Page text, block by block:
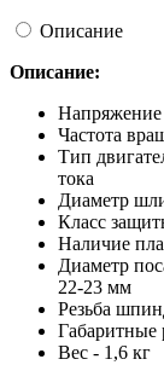
Описание
Описание:
Частота
Тип
тока
Диаметр
Класс
Наличие
Диаметр
22-23 мм
Резьба
Габаритные
Вес - 1,6 кг